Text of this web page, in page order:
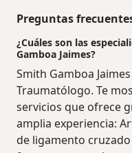
Preguntas
¿Cuáles son las
Gamboa Jaimes?
Smith Gamboa
Traumatólogo. Te
servicios que ofrece
amplia experiencia:
de ligamento